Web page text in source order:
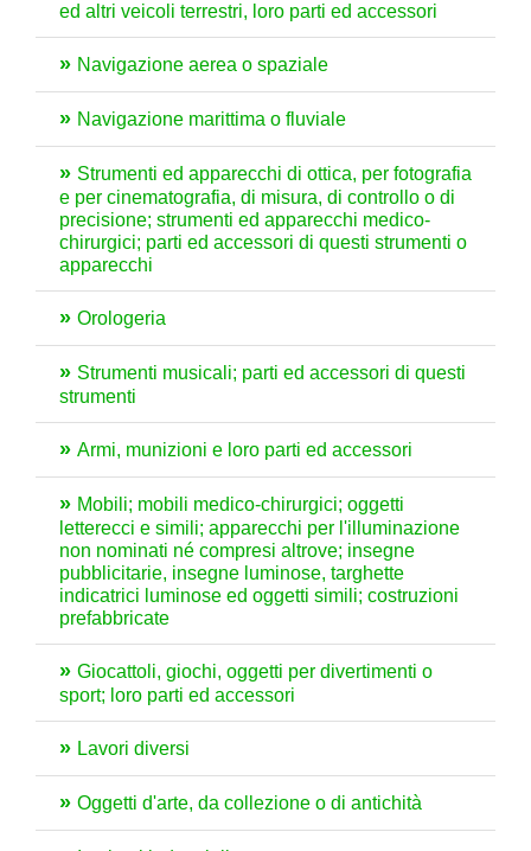
ed altri veicoli terrestri, loro parti ed accessori
Navigazione aerea o spaziale
Navigazione marittima o fluviale
Strumenti ed apparecchi di ottica, per fotografia
e per cinematografia, di misura, di controllo o di
precisione; strumenti ed apparecchi medico-
chirurgici; parti ed accessori di questi strumenti o
apparecchi
Orologeria
Strumenti musicali; parti ed accessori di questi
strumenti
Armi, munizioni e loro parti ed accessori
Mobili; mobili medico-chirurgici; oggetti
letterecci e simili; apparecchi per l'illuminazione
non nominati né compresi altrove; insegne
pubblicitarie, insegne luminose, targhette
indicatrici luminose ed oggetti simili; costruzioni
prefabbricate
Giocattoli, giochi, oggetti per divertimenti o
sport; loro parti ed accessori
Lavori diversi
Oggetti d'arte, da collezione o di antichità